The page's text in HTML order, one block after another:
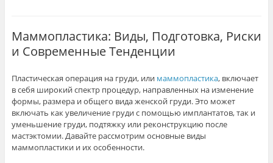
Маммопластика: Виды, Подготовка, Риски
и Современные Тенденции
Пластическая операция на груди, или маммопластика, включает
в себя широкий спектр процедур, направленных на изменение
формы, размера и общего вида женской груди. Это может
включать как увеличение груди с помощью имплантатов, так и
уменьшение груди, подтяжку или реконструкцию после
мастэктомии. Давайте рассмотрим основные виды
маммопластики и их особенности.